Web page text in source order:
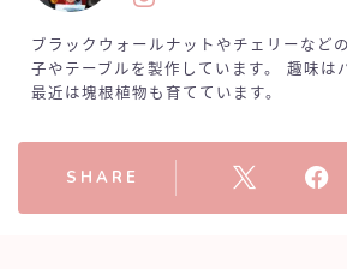
ブラックウォールナットやチェリーなど
子やテーブルを製作しています。 趣味は
最近は塊根植物も育てています。
SHARE